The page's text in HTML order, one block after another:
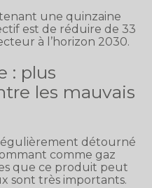
une quinzaine
est de réduire de 33
à l’horizon 2030.
: plus
les mauvais
détourné
comme gaz
que ce produit peut
sont très importants.